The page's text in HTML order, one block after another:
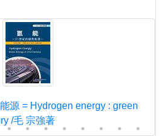
源 = Hydrogen energy : green
/毛 宗強著